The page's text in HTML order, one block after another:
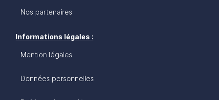
Nos partenaires
Informations légales :
Mention légales
Données personnelles